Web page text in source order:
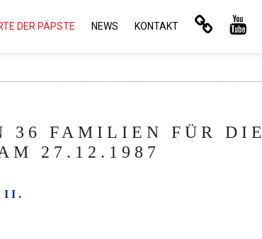
DER PÄPSTE NEWS KONTAKT
36 FAMILIEN FÜR DIE
27.12.1987
II.